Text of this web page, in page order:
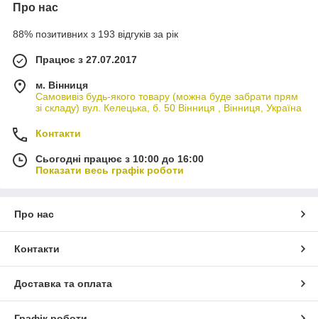
Про нас
88% позитивних з 193 відгуків за рік
Працює з 27.07.2017
м. Вінниця
Самовивіз будь-якого товару (можна буде забрати прям
зі складу) вул. Келецька, б. 50 Вінниця , Вінниця, Україна
Контакти
Сьогодні працює з 10:00 до 16:00
Показати весь графік роботи
Про нас
Контакти
Доставка та оплата